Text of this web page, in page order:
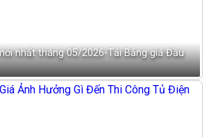
nhất tháng 05/2026-Tải Bảng giá Đầu